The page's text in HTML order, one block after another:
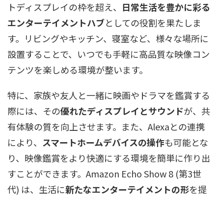
トディスプレイの枠を超え、 日常生活を豊かに彩る
エンターテイメントハブとしての役割を果たしま
す。リビングやキッチン、寝室など、様々な場所に
設置することで、いつでも手軽に高品質な映像コン
テンツを楽しめる環境が整います。
特に、家族や友人と一緒に映画やドラマを鑑賞する
際には、その優れたディスプレイとサウンドが、共
有体験の質を向上させます。また、Alexaとの連携
により、 スマートホームデバイスの操作も可能とな
り、映像鑑賞をより快適にする環境を簡単に作り出
すことができます。Amazon Echo Show 8 (第3世
代) は、生活に新たなエンターテイメントの形を提